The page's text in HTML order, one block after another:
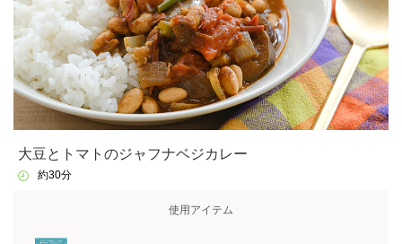
大豆とトマトのジャフナベジカレー
約30分
使用アイテム